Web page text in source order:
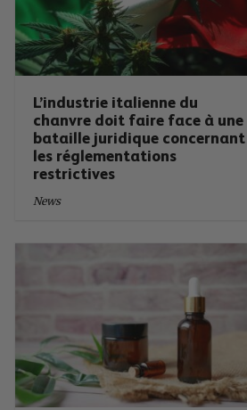
L’industrie italienne du
chanvre doit faire face à une
bataille juridique concernant
les réglementations
restrictives
News